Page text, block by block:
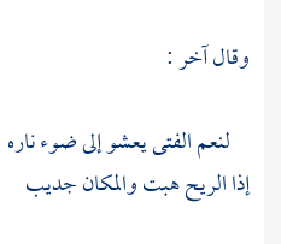
وقال آخر :
لنعم الفتى يعشو إلى ضوء ناره
إذا الريح هبت والمكان جديب